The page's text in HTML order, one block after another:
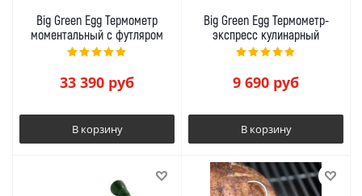
Big Green Egg Термометр
моментальный с футляром
33 390 руб
В корзину
Big Green Egg Термометр-
экспресс кулинарный
9 690 руб
В корзину